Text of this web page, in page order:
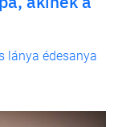
lánya édesanya